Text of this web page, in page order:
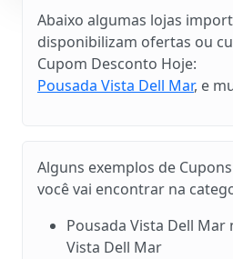
Abaixo algumas lojas
disponibilizam ofertas ou
Cupom Desconto Hoje:
Pousada Vista Dell Mar, e
Alguns exemplos de
você vai encontrar na
Pousada Vista Dell Mar
Vista Dell Mar